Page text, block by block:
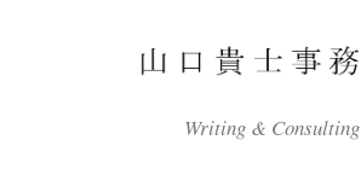
Writing & Consulting